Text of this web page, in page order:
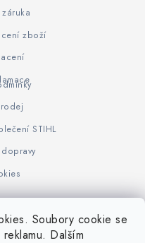
Soubory cookie se
Dalším
zboží
STIHL
STIHL Timbersport